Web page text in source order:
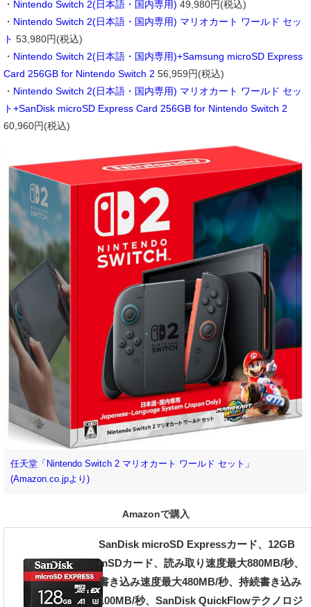
・ Nintendo Switch 2(日本語・国内専用) 49,980円(税込)
・ Nintendo Switch 2(日本語・国内専用) マリオカート ワールド セッ
ト 53,980円(税込)
・ Nintendo Switch 2(日本語・国内専用)+Samsung microSD Express
Card 256GB for Nintendo Switch 2 56,959円(税込)
・ Nintendo Switch 2(日本語・国内専用) マリオカート ワールド セッ
ト+SanDisk microSD Express Card 256GB for Nintendo Switch 2
60,960円(税込)
任天堂「Nintendo Switch 2 マリオカート ワールド セット」
(Amazon.co.jpより)
Amazonで購入
SanDisk microSD Expressカード、12GB
mSDカード、読み取り速度最大880MB/秒、
書き込み速度最大480MB/秒、持続書き込み
100MB/秒、SanDisk QuickFlowテクノロジ